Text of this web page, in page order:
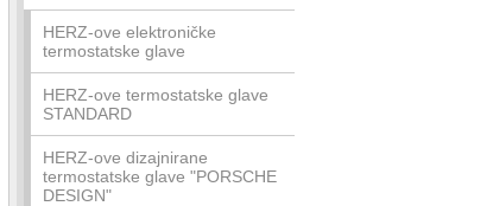
HERZ-ove elektroničke
termostatske glave
HERZ-ove termostatske glave
STANDARD
HERZ-ove dizajnirane
termostatske glave "PORSCHE
DESIGN"